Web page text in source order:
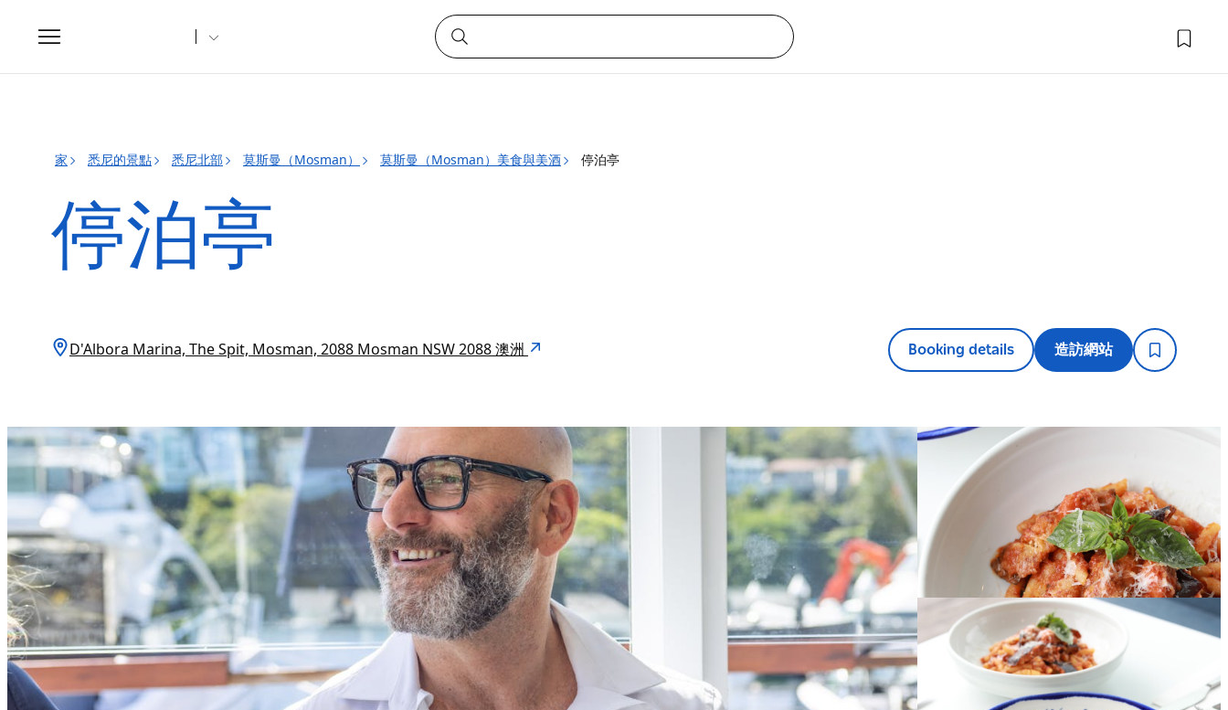
Toggle
navigation
家 悉尼的景點 悉尼北部 莫斯曼（Mosman） 莫斯曼（Mosman）美食與美酒 停泊亭
停泊亭
D'Albora Marina, The Spit, Mosman, 2088 Mosman NSW 2088 澳洲 Booking details 造訪網站